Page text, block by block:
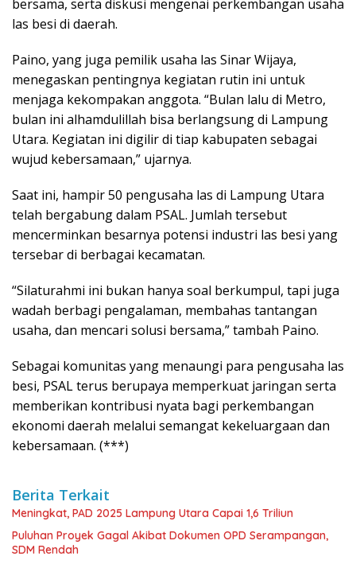
bersama, serta diskusi mengenai perkembangan usaha
las besi di daerah.
Paino, yang juga pemilik usaha las Sinar Wijaya,
menegaskan pentingnya kegiatan rutin ini untuk
menjaga kekompakan anggota. “Bulan lalu di Metro,
bulan ini alhamdulillah bisa berlangsung di Lampung
Utara. Kegiatan ini digilir di tiap kabupaten sebagai
wujud kebersamaan,” ujarnya.
Saat ini, hampir 50 pengusaha las di Lampung Utara
telah bergabung dalam PSAL. Jumlah tersebut
mencerminkan besarnya potensi industri las besi yang
tersebar di berbagai kecamatan.
“Silaturahmi ini bukan hanya soal berkumpul, tapi juga
wadah berbagi pengalaman, membahas tantangan
usaha, dan mencari solusi bersama,” tambah Paino.
Sebagai komunitas yang menaungi para pengusaha las
besi, PSAL terus berupaya memperkuat jaringan serta
memberikan kontribusi nyata bagi perkembangan
ekonomi daerah melalui semangat kekeluargaan dan
kebersamaan. (***)
Berita Terkait
Meningkat, PAD 2025 Lampung Utara Capai 1,6 Triliun
Puluhan Proyek Gagal Akibat Dokumen OPD Serampangan,
SDM Rendah